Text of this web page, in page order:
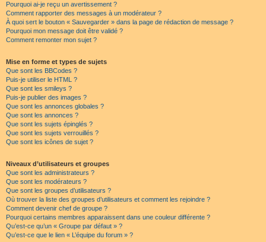
Pourquoi ai-je reçu un avertissement ?
Comment rapporter des messages à un modérateur ?
À quoi sert le bouton « Sauvegarder » dans la page de rédaction de message ?
Pourquoi mon message doit être validé ?
Comment remonter mon sujet ?
Mise en forme et types de sujets
Que sont les BBCodes ?
Puis-je utiliser le HTML ?
Que sont les smileys ?
Puis-je publier des images ?
Que sont les annonces globales ?
Que sont les annonces ?
Que sont les sujets épinglés ?
Que sont les sujets verrouillés ?
Que sont les icônes de sujet ?
Niveaux d’utilisateurs et groupes
Que sont les administrateurs ?
Que sont les modérateurs ?
Que sont les groupes d’utilisateurs ?
Où trouver la liste des groupes d’utilisateurs et comment les rejoindre ?
Comment devenir chef de groupe ?
Pourquoi certains membres apparaissent dans une couleur différente ?
Qu’est-ce qu’un « Groupe par défaut » ?
Qu’est-ce que le lien « L’équipe du forum » ?